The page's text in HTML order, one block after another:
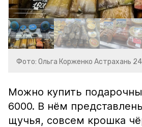
Фото: Ольга Корженко Астрахань 24
Можно купить
6000. В нём
щучья, совсем крошка